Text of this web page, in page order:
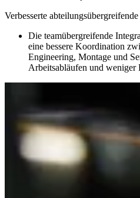
Verbesserte
Die teamübergreifende
eine bessere Koordination
Engineering, Montage und
Arbeitsabläufen und weniger